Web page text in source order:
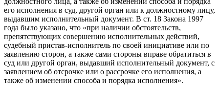
его исполнения в суд, другой орган или к должностному лицу,
выдавшим исполнительный документ. В ст. 18 Закона 1997
года было указано, что «при наличии обстоятельств,
препятствующих совершению исполнительных действий,
судебный пристав-исполнитель по своей инициативе или по
заявлению сторон, а также сами стороны вправе обратиться в
суд или другой орган, выдавший исполнительный документ, с
заявлением об отсрочке или о рассрочке его исполнения, а
также об изменении способа и порядка исполнения».